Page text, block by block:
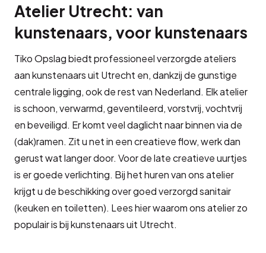
Atelier Utrecht: van
kunstenaars, voor kunstenaars
Tiko Opslag biedt professioneel verzorgde ateliers
aan kunstenaars uit Utrecht en, dankzij de gunstige
centrale ligging, ook de rest van Nederland. Elk atelier
is schoon, verwarmd, geventileerd, vorstvrij, vochtvrij
en beveiligd. Er komt veel daglicht naar binnen via de
(dak)ramen. Zit u net in een creatieve flow, werk dan
gerust wat langer door. Voor de late creatieve uurtjes
is er goede verlichting. Bij het huren van ons atelier
krijgt u de beschikking over goed verzorgd sanitair
(keuken en toiletten). Lees hier waarom ons atelier zo
populair is bij kunstenaars uit Utrecht.